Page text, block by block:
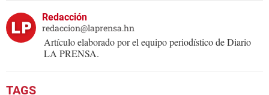
Redacción
redaccion@laprensa.hn
Artículo elaborado por el equipo periodístico de Diario
LA PRENSA.